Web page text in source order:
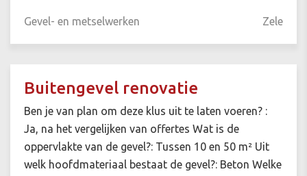
Gevel- en metselwerken Zele
Buitengevel renovatie
Ben je van plan om deze klus uit te laten voeren? :
Ja, na het vergelijken van offertes Wat is de
oppervlakte van de gevel?: Tussen 10 en 50 m² Uit
welk hoofdmateriaal bestaat de gevel?: Beton Welke